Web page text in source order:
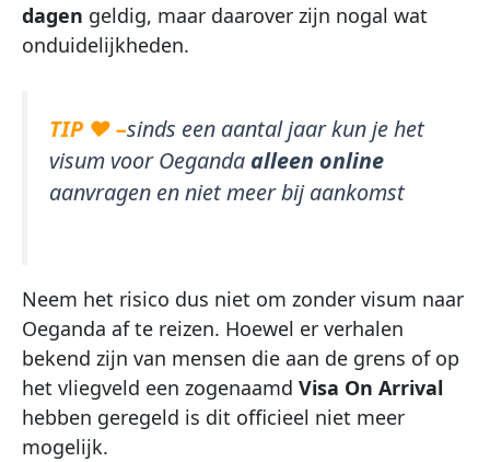
dagen geldig, maar daarover zijn nogal wat
onduidelijkheden.
TIP ♥ –sinds een aantal jaar kun je het
visum voor Oeganda alleen online
aanvragen en niet meer bij aankomst
Neem het risico dus niet om zonder visum naar
Oeganda af te reizen. Hoewel er verhalen
bekend zijn van mensen die aan de grens of op
het vliegveld een zogenaamd Visa On Arrival
hebben geregeld is dit officieel niet meer
mogelijk.